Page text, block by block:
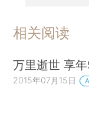
相关阅读
万里逝世 享
2015年07月15日